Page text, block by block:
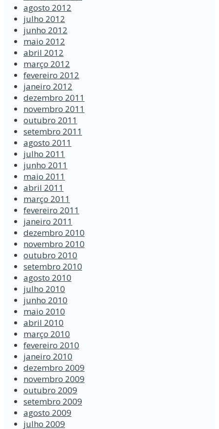
agosto 2012
julho 2012
junho 2012
maio 2012
abril 2012
março 2012
fevereiro 2012
janeiro 2012
dezembro 2011
novembro 2011
outubro 2011
setembro 2011
agosto 2011
julho 2011
junho 2011
maio 2011
abril 2011
março 2011
fevereiro 2011
janeiro 2011
dezembro 2010
novembro 2010
outubro 2010
setembro 2010
agosto 2010
julho 2010
junho 2010
maio 2010
abril 2010
março 2010
fevereiro 2010
janeiro 2010
dezembro 2009
novembro 2009
outubro 2009
setembro 2009
agosto 2009
julho 2009